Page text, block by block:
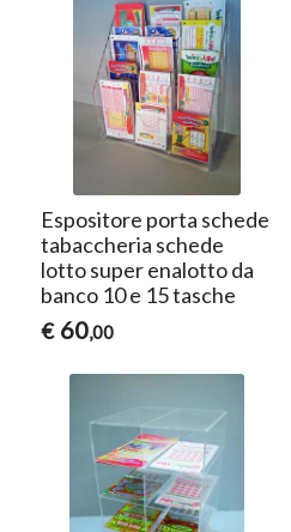
Espositore porta schede
tabaccheria schede
lotto super enalotto da
banco 10 e 15 tasche
€ 60,00